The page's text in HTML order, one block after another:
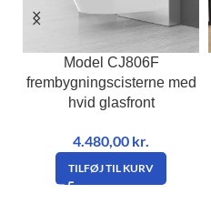
Model CJ806F
frembygningscisterne med
hvid glasfront
4.480,00 kr.
TILFØJ TIL KURV